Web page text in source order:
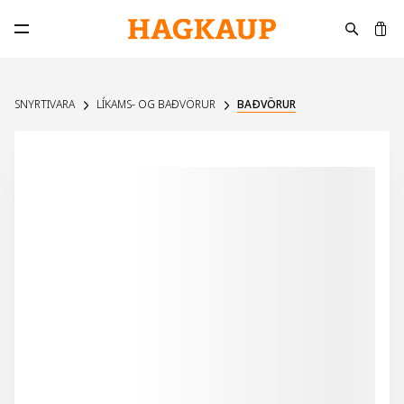
Opna aðalvalmynd
SNYRTIVARA LÍKAMS- OG BAÐVÖRUR BAÐVÖRUR